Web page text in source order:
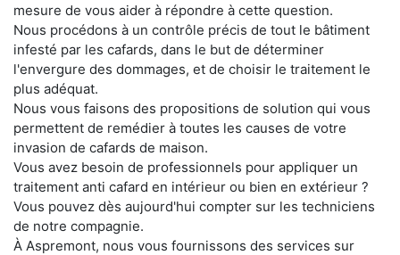
mesure de vous aider à répondre à cette question.
Nous procédons à un contrôle précis de tout le bâtiment
infesté par les cafards, dans le but de déterminer
l'envergure des dommages, et de choisir le traitement le
plus adéquat.
Nous vous faisons des propositions de solution qui vous
permettent de remédier à toutes les causes de votre
invasion de cafards de maison.
Vous avez besoin de professionnels pour appliquer un
traitement anti cafard en intérieur ou bien en extérieur ?
Vous pouvez dès aujourd'hui compter sur les techniciens
de notre compagnie.
À Aspremont, nous vous fournissons des services sur